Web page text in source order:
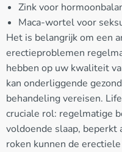
Zink voor
Maca-wortel voor
Het is belangrijk om een
erectieproblemen
hebben op uw kwaliteit
kan onderliggende
behandeling vereisen.
cruciale rol: regelmatige
voldoende slaap,
roken kunnen de